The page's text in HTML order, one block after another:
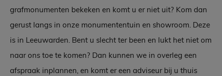
grafmonumenten bekeken en komt u er niet uit? Kom dan
gerust langs in onze monumententuin en showroom. Deze
is in Leeuwarden. Bent u slecht ter been en lukt het niet om
naar ons toe te komen? Dan kunnen we in overleg een
afspraak inplannen, en komt er een adviseur bij u thuis